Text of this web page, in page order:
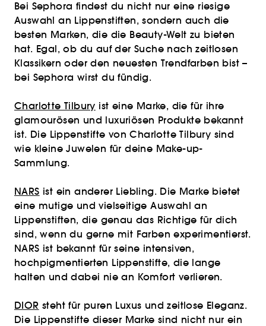
Bei Sephora findest du nicht nur eine riesige
Auswahl an Lippenstiften, sondern auch die
besten Marken, die die Beauty-Welt zu bieten
hat. Egal, ob du auf der Suche nach zeitlosen
Klassikern oder den neuesten Trendfarben bist –
bei Sephora wirst du fündig.
Charlotte Tilbury ist eine Marke, die für ihre
glamourösen und luxuriösen Produkte bekannt
ist. Die Lippenstifte von Charlotte Tilbury sind
wie kleine Juwelen für deine Make-up-
Sammlung.
NARS ist ein anderer Liebling. Die Marke bietet
eine mutige und vielseitige Auswahl an
Lippenstiften, die genau das Richtige für dich
sind, wenn du gerne mit Farben experimentierst.
NARS ist bekannt für seine intensiven,
hochpigmentierten Lippenstifte, die lange
halten und dabei nie an Komfort verlieren.
DIOR steht für puren Luxus und zeitlose Eleganz.
Die Lippenstifte dieser Marke sind nicht nur ein